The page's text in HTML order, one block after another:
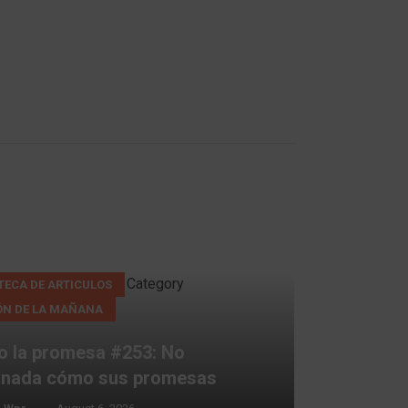
DE ARTICULOS Category
DE LA MAÑANA
la promesa #253: No
cómo sus promesas